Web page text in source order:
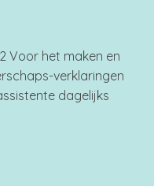
Voor het maken en
verklaringen
dagelijks